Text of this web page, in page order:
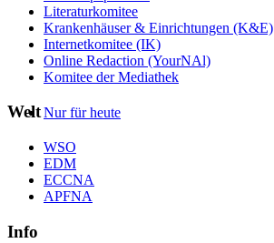
Nur für heute
Literaturkomitee
Krankenhäuser & Einrichtungen (K&E)
Internetkomitee (IK)
Online Redaction (YourNAl)
Komitee der Mediathek
Welt
WSO
EDM
ECCNA
APFNA
Info